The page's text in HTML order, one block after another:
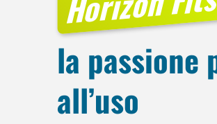
la passione
all’uso